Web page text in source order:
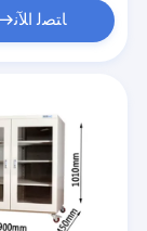
ﺎﺘﺼﻟ ﺍﻶﻧ